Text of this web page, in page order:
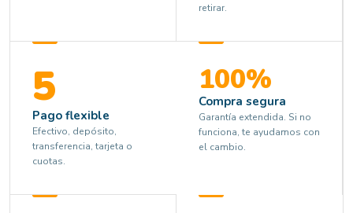
retirar.
5
Pago flexible
Efectivo, depósito,
transferencia, tarjeta o
cuotas.
100%
Compra segura
Garantía extendida. Si no
funciona, te ayudamos con
el cambio.